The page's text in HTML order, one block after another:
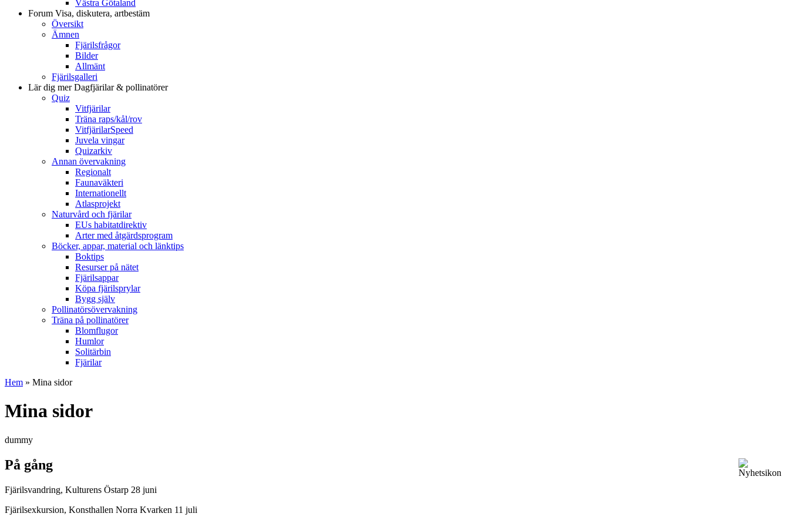
Västra Götaland
Forum Visa, diskutera, artbestäm
Översikt
Ämnen
Fjärilsfrågor
Bilder
Allmänt
Fjärilsgalleri
Lär dig merDagfjärilar & pollinatörer
Quiz
Vitfjärilar
Träna raps/kål/rov
VitfjärilarSpeed
Juvela vingar
Quizarkiv
Annan övervakning
Regionalt
Faunaväkteri
Internationellt
Atlasprojekt
Naturvård och fjärilar
EUs habitatdirektiv
Arter med åtgärdsprogram
Böcker, appar, material och länktips
Boktips
Resurser på nätet
Fjärilsappar
Köpa fjärilsprylar
Bygg själv
Pollinatörsövervakning
Träna på pollinatörer
Blomflugor
Humlor
Solitärbin
Fjärilar
Hem » Mina sidor
Mina sidor
dummy
På gång
Fjärilsvandring, Kulturens Östarp 28 juni
Fjärilsexkursion, Konsthallen Norra Kvarken 11 juli